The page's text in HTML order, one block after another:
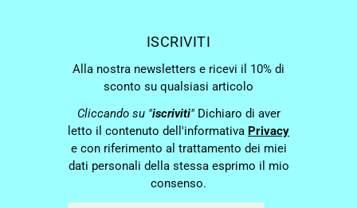
ISCRIVITI
Alla nostra newsletters e ricevi il 10% di
sconto su qualsiasi articolo
Cliccando su "iscriviti" Dichiaro di aver
letto il contenuto dell'informativa Privacy
e con riferimento al trattamento dei miei
dati personali della stessa esprimo il mio
consenso.